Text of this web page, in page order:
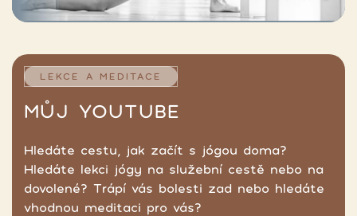
LEKCE A MEDITACE
MŮJ YOUTUBE
Hledáte cestu, jak začít s jógou doma?
Hledáte lekci jógy na služební cestě nebo na
dovolené? Trápí vás bolesti zad nebo hledáte
vhodnou meditaci pro vás?